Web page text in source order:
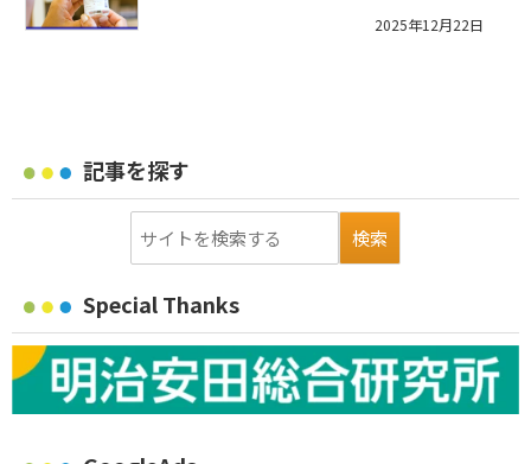
2025年12月22日
記事を探す
Special Thanks